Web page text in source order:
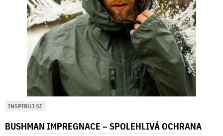
INSPIRUJ SE
BUSHMAN IMPREGNACE – SPOLEHLIVÁ OCHRANA